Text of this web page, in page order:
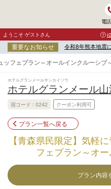
電
ようこそ ゲストさん
重要なお知らせ 令和8年熊本地震
フェプラン～オールインクルーシ
ホテルグランメールサンカイソウ
ホテルグランメール
宿コード : 0242 クーポン利用可
プラン一覧へ戻る
【青森県民限定】気軽
フェプラン～オ
プラン内容